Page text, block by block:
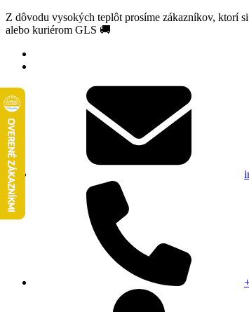
Z dôvodu vysokých teplôt prosíme zákazníkov, ktorí
alebo kuriérom GLS 🚚